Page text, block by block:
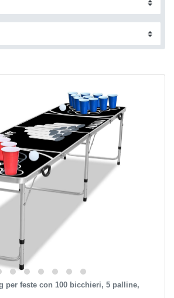
per feste con 100 bicchieri, 5 palline,